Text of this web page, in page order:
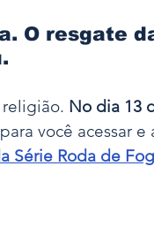
e Despachos
O resgate
religião. No dia 13
para você acessar
Série Roda de